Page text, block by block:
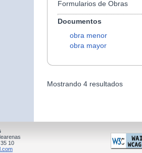
Formularios de Obras
Documentos
obra menor
obra mayor
Mostrando 4 resultados
10